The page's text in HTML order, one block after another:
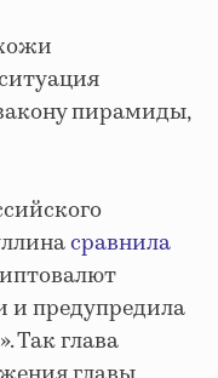
пирамиды,
сравнила
предупредила
Так глава